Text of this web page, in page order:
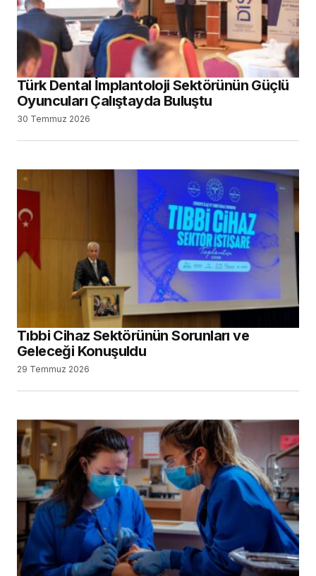
Türk Dental İmplantoloji Sektörünün Güçlü
Oyuncuları Çalıştayda Buluştu
30 Temmuz 2026
Tıbbi Cihaz Sektörünün Sorunları ve
Geleceği Konuşuldu
29 Temmuz 2026